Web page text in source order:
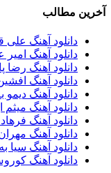
آراد عباسی
آراز
آراز آرا
آراز المان2
آراز نصیری1
آراکو1
آراکوم3
آران2
آران براتی1
آران براتی و
آران، مُوِرس و
آرپژ1
آرتا1
آخرین مطالب
دانلود آهنگ
دانلود آهنگ
دانلود آهنگ رضا
دانلود آهنگ
دانلود آهنگ
دانلود آهنگ
دانلود آهنگ
دانلود آهنگ
دانلود آهنگ سیا
دانلود آهنگ